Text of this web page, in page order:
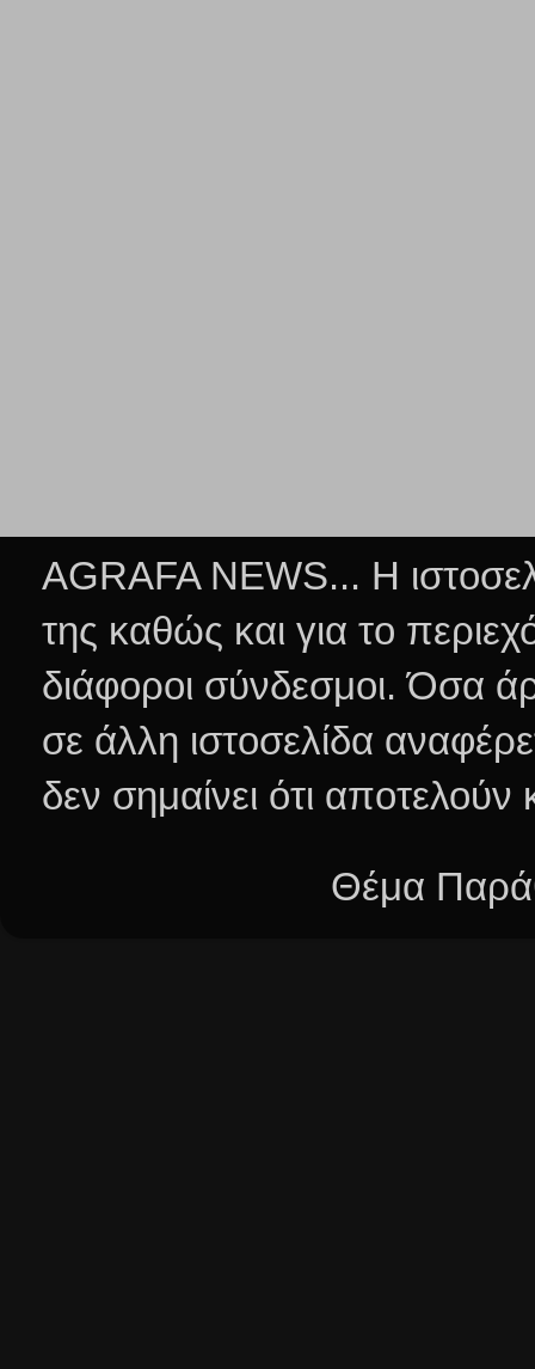
AGRAFA NEWS... Η
της καθώς και για το
διάφοροι σύνδεσμοι.Όσα
σε άλλη ιστοσελίδα
δεν σημαίνει ότι
Θέμα